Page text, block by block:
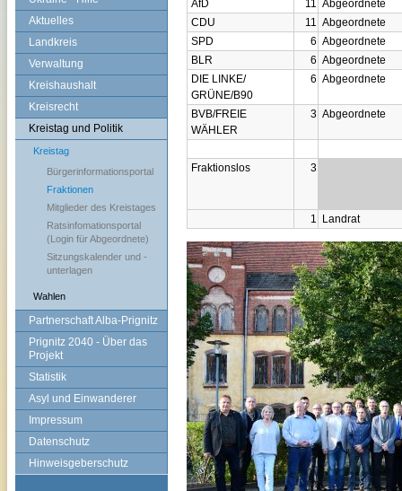
Aktuelles
Landkreis
Verwaltung
Kreishaushalt
Kreisrecht
Kreistag und Politik
Kreistag
Bürgerinformationsportal
Fraktionen
Mitglieder des Kreistages
Ratsinfomationsportal
(Login für Abgeordnete)
Sitzungskalender und -
unterlagen
Wahlen
Partnerschaft Alba-Prignitz
Prignitz 2040 - Über das
Projekt
Statistik
Asyl und Einwanderer
Impressum
Datenschutz
Hinweisgeberschutz
AfD
11 Abgeordnete
CDU
11 Abgeordnete
SPD
6 Abgeordnete
BLR
6 Abgeordnete
DIE LINKE/
GRÜNE/B90
6 Abgeordnete
BVB/FREIE
WÄHLER
3 Abgeordnete
Fraktionslos 3
1 Landrat